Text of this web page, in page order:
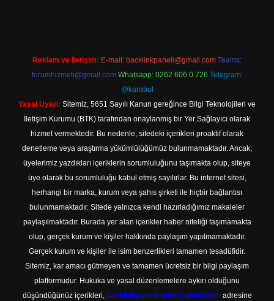
Reklam ve İletişim: E-mail: backlinkpaneli@gmail.com Teams:
forumhizmeti@gmail.com Whatsapp: 0262 606 0 726 Telegram:
@karabul
Yasal Uyarı: Sitemiz, 5651 Sayılı Kanun gereğince Bilgi Teknolojileri ve
İletişim Kurumu (BTK) tarafından onaylanmış bir Yer Sağlayıcı olarak
hizmet vermektedir. Bu nedenle, sitedeki içerikleri proaktif olarak
denetleme veya araştırma yükümlülüğümüz bulunmamaktadır. Ancak,
üyelerimiz yazdıkları içeriklerin sorumluluğunu taşımakta olup, siteye
üye olarak bu sorumluluğu kabul etmiş sayılırlar. Bu internet sitesi,
herhangi bir marka, kurum veya şahıs şirketi ile hiçbir bağlantısı
bulunmamaktadır. Sitede yalnızca kendi hazırladığımız makaleler
paylaşılmaktadır. Burada yer alan içerikler haber niteliği taşımamakta
olup, gerçek kurum ve kişiler hakkında paylaşım yapılmamaktadır.
Gerçek kurum ve kişiler ile isim benzerlikleri tamamen tesadüfidir.
Sitemiz, kar amacı gütmeyen ve tamamen ücretsiz bir bilgi paylaşım
platformudur. Hukuka ve yasal düzenlemelere aykırı olduğunu
düşündüğünüz içerikleri, backlinkpanelicomtr@gmail.com adresine